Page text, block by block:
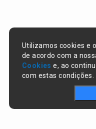
Utilizamos cookies e
de acordo com a
Cookies e, ao
com estas condições.